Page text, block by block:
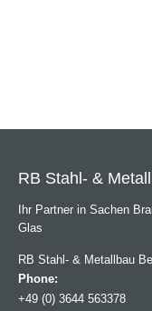
RB Stahl- &
Ihr Partner in Sachen
Glas
RB Stahl- & Metallbau
Phone:
+49 (0) 3644 563378